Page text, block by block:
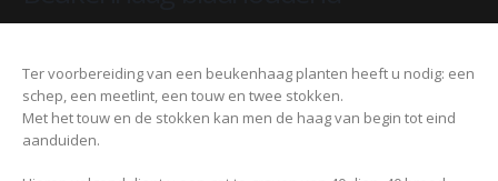
Ter voorbereiding van een beukenhaag planten heeft u nodig: een
schep, een meetlint, een touw en twee stokken.
Met het touw en de stokken kan men de haag van begin tot eind
aanduiden.